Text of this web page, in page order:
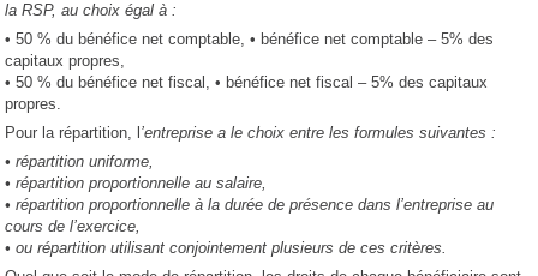
la RSP, au choix égal à :
• 50 % du bénéfice net comptable, • bénéfice net comptable – 5% des
capitaux propres,
• 50 % du bénéfice net fiscal, • bénéfice net fiscal – 5% des capitaux
propres.
Pour la répartition, l ’entreprise a le choix entre les formules suivantes :
• répartition uniforme,
• répartition proportionnelle au salaire,
• répartition proportionnelle à la durée de présence dans l’entreprise au
cours de l’exercice,
• ou répartition utilisant conjointement plusieurs de ces critères.